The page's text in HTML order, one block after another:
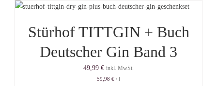
Stürhof TITTGIN + Buch
Deutscher Gin Band 3
49,99 € inkl. MwSt.
59,98 € / l